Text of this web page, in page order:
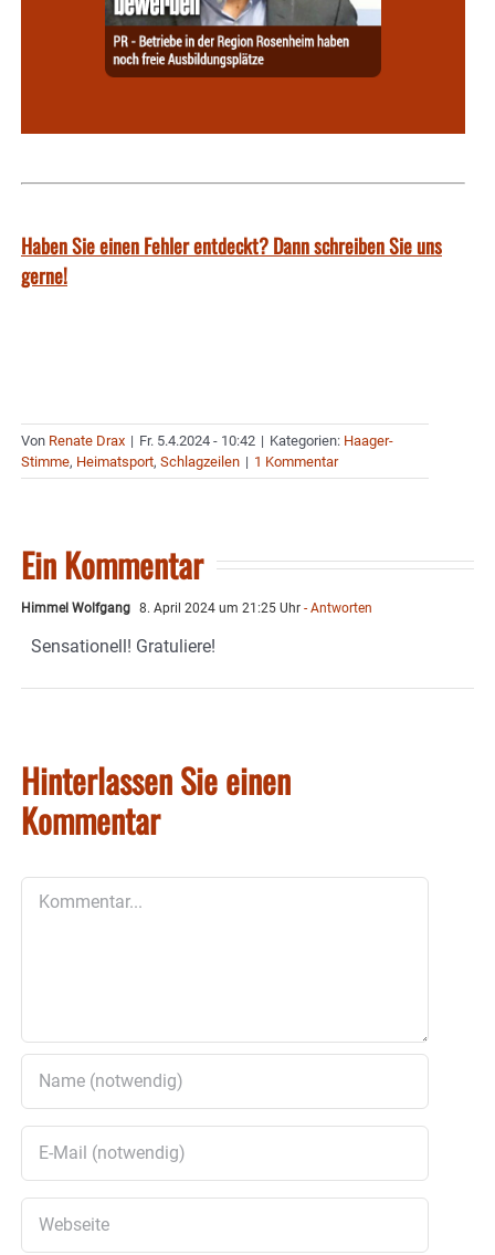
Haben Sie einen Fehler entdeckt? Dann schreiben Sie uns
gerne!
Von Renate Drax | Fr. 5.4.2024 - 10:42 | Kategorien: Haager-
Stimme, Heimatsport, Schlagzeilen | 1 Kommentar
Ein Kommentar
Himmel Wolfgang 8. April 2024 um 21:25 Uhr - Antworten
Sensationell! Gratuliere!
Hinterlassen Sie einen
Kommentar